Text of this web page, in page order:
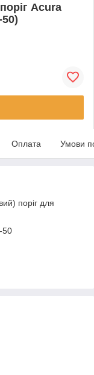
Acura
Оплата Умови
поріг для
50